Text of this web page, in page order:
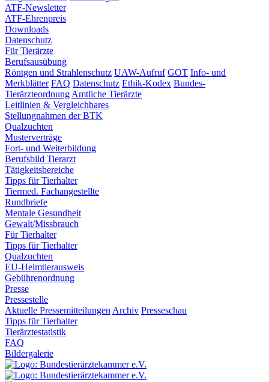
ATF-Newsletter
ATF-Ehrenpreis
Downloads
Datenschutz
Für Tierärzte
Berufsausübung
Röntgen und Strahlenschutz UAW-Aufruf GOT Info- und
Merkblätter FAQ Datenschutz Ethik-Kodex Bundes-
Tierärzteordnung Amtliche Tierärzte
Leitlinien & Vergleichbares
Stellungnahmen der BTK
Qualzuchten
Musterverträge
Fort- und Weiterbildung
Berufsbild Tierarzt
Tätigkeitsbereiche
Tipps für Tierhalter
Tiermed. Fachangestellte
Rundbriefe
Mentale Gesundheit
Gewalt/Missbrauch
Für Tierhalter
Tipps für Tierhalter
Qualzuchten
EU-Heimtierausweis
Gebührenordnung
Presse
Pressestelle
Aktuelle Pressemitteilungen Archiv Presseschau
Tipps für Tierhalter
Tierärztestatistik
FAQ
Bildergalerie